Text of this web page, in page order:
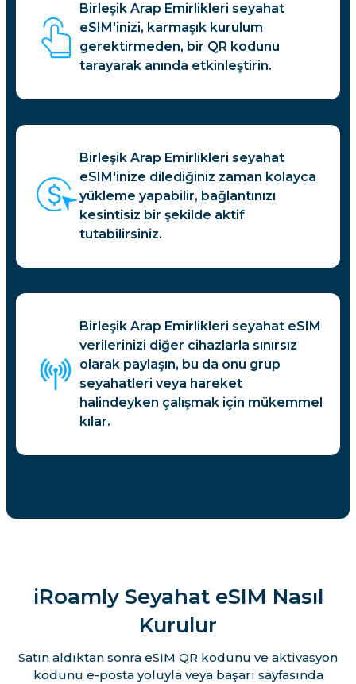
Birleşik Arap Emirlikleri seyahat
eSIM'inizi, karmaşık kurulum
gerektirmeden, bir QR kodunu
tarayarak anında etkinleştirin.
Birleşik Arap Emirlikleri seyahat
eSIM'inize dilediğiniz zaman kolayca
yükleme yapabilir, bağlantınızı
kesintisiz bir şekilde aktif
tutabilirsiniz.
Birleşik Arap Emirlikleri seyahat eSIM
verilerinizi diğer cihazlarla sınırsız
olarak paylaşın, bu da onu grup
seyahatleri veya hareket
halindeyken çalışmak için mükemmel
kılar.
iRoamly Seyahat eSIM Nasıl
Kurulur
Satın aldıktan sonra eSIM QR kodunu ve aktivasyon
kodunu e-posta yoluyla veya başarı sayfasında